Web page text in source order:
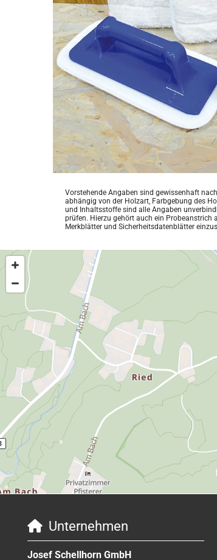
Vorstehende Angaben sind gewissenhaft
abhängig von der Holzart, Farbgebung des
und Inhaltsstoffe sind alle Angaben
prüfen. Hierzu gehört auch ein Probeanstrich
Merkblätter und Sicherheitsdatenblätter
 Unternehmen
Josef Schellhorn GmbH